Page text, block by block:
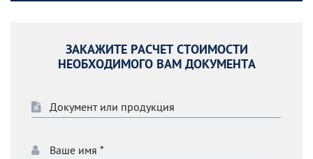
ЗАКАЖИТЕ РАСЧЕТ СТОИМОСТИ
НЕОБХОДИМОГО ВАМ ДОКУМЕНТА